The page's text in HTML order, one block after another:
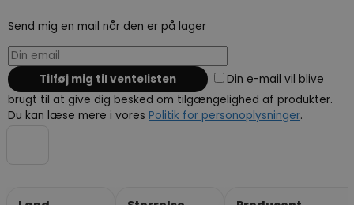
Send mig en mail når den er på lager
Din e-mail vil blive
brugt til at give dig besked om tilgængelighed af produkter.
Du kan læse mere i vores Politik for personoplysninger.